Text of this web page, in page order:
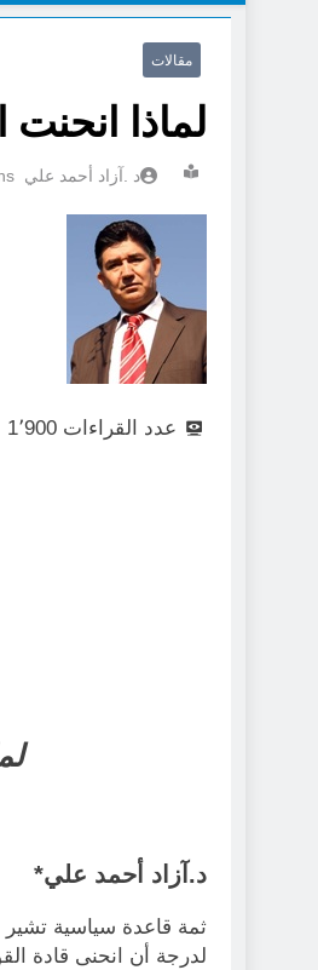
مقالات
لماذا
د .آزاد أحمد علي
عدد القراءات 1٬900
د.آزاد أحمد علي*
ثمة قاعدة سياسية
لدرجة أن انحنى قادة